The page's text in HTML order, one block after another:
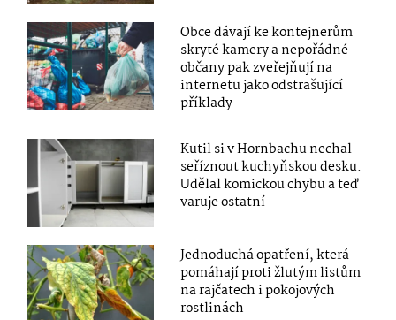
Obce dávají ke kontejnerům
skryté kamery a nepořádné
občany pak zveřejňují na
internetu jako odstrašující
příklady
Kutil si v Hornbachu nechal
seříznout kuchyňskou desku.
Udělal komickou chybu a teď
varuje ostatní
Jednoduchá opatření, která
pomáhají proti žlutým listům
na rajčatech i pokojových
rostlinách